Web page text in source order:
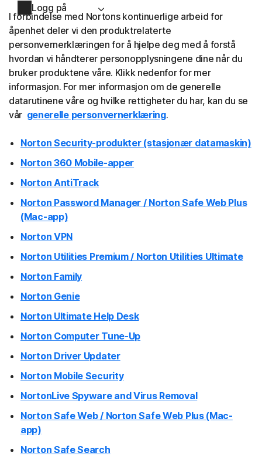
Logg på
I forbindelse med Nortons kontinuerlige arbeid for
åpenhet deler vi den produktrelaterte
personvernerklæringen for å hjelpe deg med å forstå
hvordan vi håndterer personopplysningene dine når du
bruker produktene våre. Klikk nedenfor for mer
informasjon. For mer informasjon om de generelle
datarutinene våre og hvilke rettigheter du har, kan du se
vår generelle personvernerklæring.
Norton Security-produkter (stasjonær datamaskin)
Norton 360 Mobile-apper
Norton AntiTrack
Norton Password Manager / Norton Safe Web Plus
(Mac-app)
Norton VPN
Norton Utilities Premium / Norton Utilities Ultimate
Norton Family
Norton Genie
Norton Ultimate Help Desk
Norton Computer Tune-Up
Norton Driver Updater
Norton Mobile Security
NortonLive Spyware and Virus Removal
Norton Safe Web / Norton Safe Web Plus (Mac-
app)
Norton Safe Search